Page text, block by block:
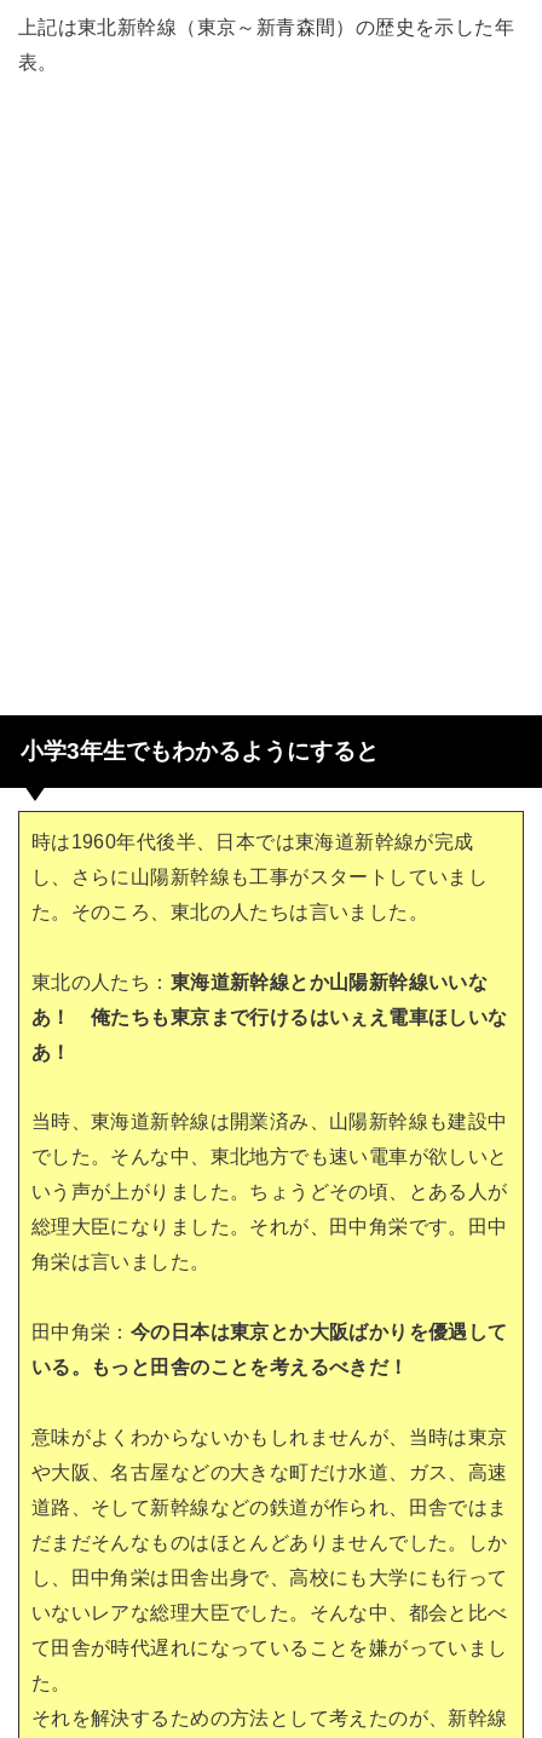
上記は東北新幹線（東京～新青森間）の歴史を示した年
表。
小学3年生でもわかるようにすると
時は1960年代後半、日本では東海道新幹線が完成
し、さらに山陽新幹線も工事がスタートしていまし
た。そのころ、東北の人たちは言いました。
東北の人たち： 東海道新幹線とか山陽新幹線いいな
あ！ 俺たちも東京まで行けるはいぇえ電車ほしいな
あ！
当時、東海道新幹線は開業済み、山陽新幹線も建設中
でした。そんな中、東北地方でも速い電車が欲しいと
いう声が上がりました。ちょうどその頃、とある人が
総理大臣になりました。それが、田中角栄です。田中
角栄は言いました。
田中角栄： 今の日本は東京とか大阪ばかりを優遇して
いる。もっと田舎のことを考えるべきだ！
意味がよくわからないかもしれませんが、当時は東京
や大阪、名古屋などの大きな町だけ水道、ガス、高速
道路、そして新幹線などの鉄道が作られ、田舎ではま
だまだそんなものはほとんどありませんでした。しか
し、田中角栄は田舎出身で、高校にも大学にも行って
いないレアな総理大臣でした。そんな中、都会と比べ
て田舎が時代遅れになっていることを嫌がっていまし
た。
それを解決するための方法として考えたのが、新幹線